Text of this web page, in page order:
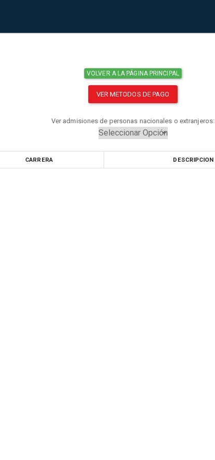
VOLVER A LA PÁGINA PRINCIPAL
VER METODOS DE PAGO
Ver admisiones de personas nacionales o extranjeros:
CARRERA DESCRIPCION